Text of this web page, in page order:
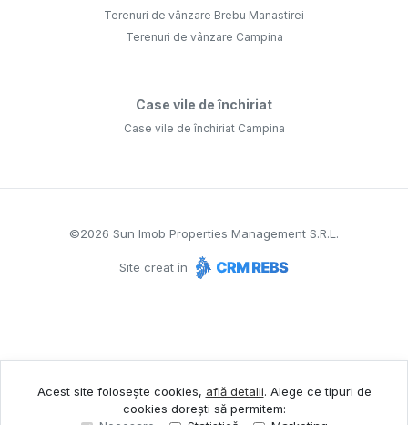
Terenuri de vânzare Brebu Manastirei
Terenuri de vânzare Campina
Case vile de închiriat
Case vile de închiriat Campina
©2026 Sun Imob Properties Management S.R.L.
Site creat în
Acest site folosește cookies, află detalii. Alege ce tipuri de
cookies dorești să permitem: